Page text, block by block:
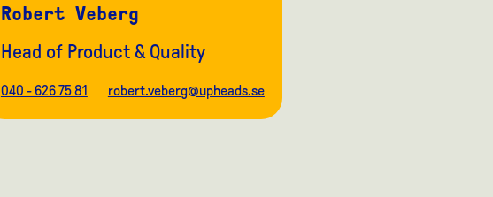
Robert Veberg
Head of Product & Quality
040 - 626 75 81 robert.veberg@upheads.se